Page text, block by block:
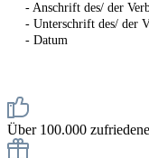
- Anschrift des/ der
- Unterschrift des/ der
- Datum
Über 100.000